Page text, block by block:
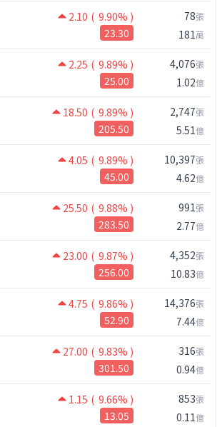
2.10 ( 9.90% )
23.30
78張
181萬
2.25 ( 9.89% )
25.00
4,076張
1.02億
18.50 ( 9.89% )
205.50
2,747張
5.51億
4.05 ( 9.89% )
45.00
10,397張
4.62億
25.50 ( 9.88% )
283.50
991張
2.77億
23.00 ( 9.87% )
256.00
4,352張
10.83億
4.75 ( 9.86% )
52.90
14,376張
7.44億
27.00 ( 9.83% )
301.50
316張
0.94億
1.15 ( 9.66% )
13.05
853張
0.11億